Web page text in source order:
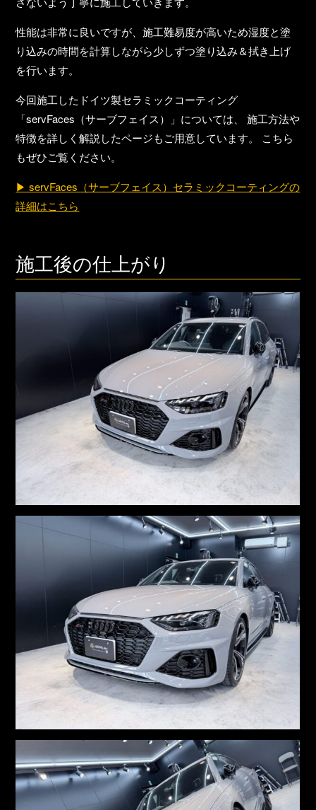
性能は非常に良いですが、施工難易度が高いため湿度と塗
り込みの時間を計算しながら少しずつ塗り込み＆拭き上げ
を行います。
今回施工したドイツ製セラミックコーティング
「servFaces（サーブフェイス）」については、 施工方法や
特徴を詳しく解説したページもご用意しています。 こちら
もぜひご覧ください。
▶ servFaces（サーブフェイス）セラミックコーティングの
詳細はこちら
施工後の仕上がり